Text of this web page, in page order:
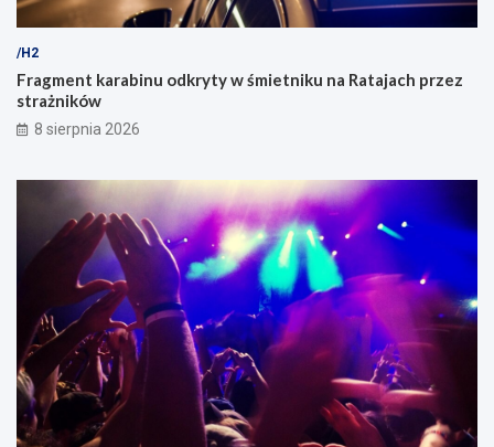
/H2
Fragment karabinu odkryty w śmietniku na Ratajach przez
strażników
8 sierpnia 2026